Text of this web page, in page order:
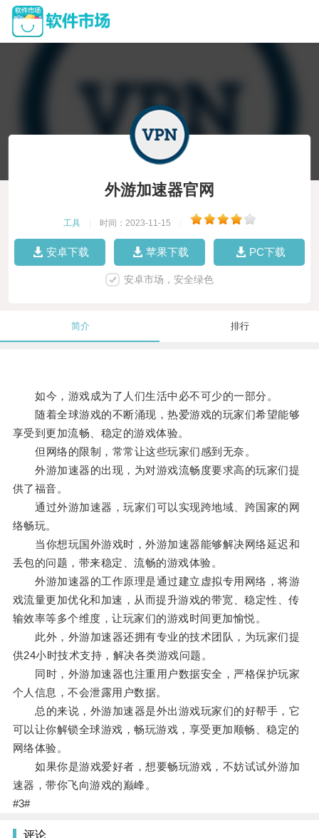
外游加速器官网
工具 时间：2023-11-15
安卓下载 苹果下载 PC下载
安卓市场，安全绿色
简介 排行
如今，游戏成为了人们生活中必不可少的一部分。
随着全球游戏的不断涌现，热爱游戏的玩家们希望能够
享受到更加流畅、稳定的游戏体验。
但网络的限制，常常让这些玩家们感到无奈。
外游加速器的出现，为对游戏流畅度要求高的玩家们提
供了福音。
通过外游加速器，玩家们可以实现跨地域、跨国家的网
络畅玩。
当你想玩国外游戏时，外游加速器能够解决网络延迟和
丢包的问题，带来稳定、流畅的游戏体验。
外游加速器的工作原理是通过建立虚拟专用网络，将游
戏流量更加优化和加速，从而提升游戏的带宽、稳定性、传
输效率等多个维度，让玩家们的游戏时间更加愉悦。
此外，外游加速器还拥有专业的技术团队，为玩家们提
供24小时技术支持，解决各类游戏问题。
同时，外游加速器也注重用户数据安全，严格保护玩家
个人信息，不会泄露用户数据。
总的来说，外游加速器是外出游戏玩家们的好帮手，它
可以让你解锁全球游戏，畅玩游戏，享受更加顺畅、稳定的
网络体验。
如果你是游戏爱好者，想要畅玩游戏，不妨试试外游加
速器，带你飞向游戏的巅峰。
#3#
评论